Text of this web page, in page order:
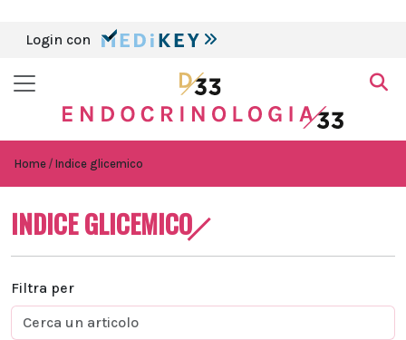
Login con
Home Indice glicemico
INDICE GLICEMICO
Filtra per